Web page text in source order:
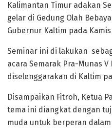
Kalimantan Timur adakan
gelar di Gedung Olah
Gubernur Kaltim pada Kamis
Seminar ini di lakukan
acara Semarak Pra-Munas V
diselenggarakan di Kaltim
Disampaikan Fitroh, Ketua
tema ini diangkat dengan
muda untuk berperan